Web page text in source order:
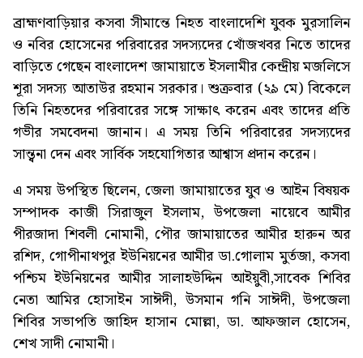
ব্রাহ্মণবাড়িয়ার কসবা সীমান্তে নিহত বাংলাদেশি যুবক মুরসালিন
ও নবির হোসেনের পরিবারের সদস্যদের খোঁজখবর নিতে তাদের
বাড়িতে গেছেন বাংলাদেশ জামায়াতে ইসলামীর কেন্দ্রীয় মজলিসে
শূরা সদস্য আতাউর রহমান সরকার। শুক্রবার (২৯ মে) বিকেলে
তিনি নিহতদের পরিবারের সঙ্গে সাক্ষাৎ করেন এবং তাদের প্রতি
গভীর সমবেদনা জানান। এ সময় তিনি পরিবারের সদস্যদের
সান্ত্বনা দেন এবং সার্বিক সহযোগিতার আশ্বাস প্রদান করেন।
এ সময় উপস্থিত ছিলেন, জেলা জামায়াতের যুব ও আইন বিষয়ক
সম্পাদক কাজী সিরাজুল ইসলাম, উপজেলা নায়েবে আমীর
পীরজাদা শিবলী নোমানী, পৌর জামায়াতের আমীর হারুন অর
রশিদ, গোপীনাথপুর ইউনিয়নের আমীর ডা.গোলাম মুর্তজা, কসবা
পশ্চিম ইউনিয়নের আমীর সালাহউদ্দিন আইয়ুবী,সাবেক শিবির
নেতা আমির হোসাইন সাঈদী, উসমান গনি সাঈদী, উপজেলা
শিবির সভাপতি জাহিদ হাসান মোল্লা, ডা. আফজাল হোসেন,
শেখ সাদী নোমানী।